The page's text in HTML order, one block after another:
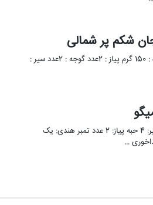
مواد لازم: گوشت چرخ کرده : 150 گرم پیاز : 2عدد گوجه : 2عدد سیر :
مواد لازم: میگو: 400 گرم سیر: 4 حبه پیاز: 2 عدد تمبر هندی: یک